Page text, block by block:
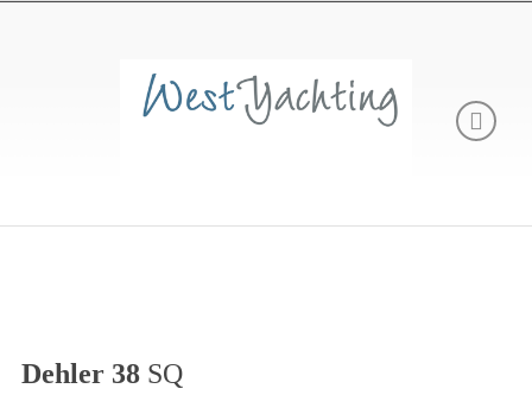
Dehler 38SQ